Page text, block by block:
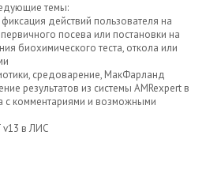
темы:
действий пользователя на
посева или постановки на
биохимического теста, откола или
средоварение, МакФарланд
результатов из системы AMRexpert в
с комментариями и возможными
v13 в ЛИС